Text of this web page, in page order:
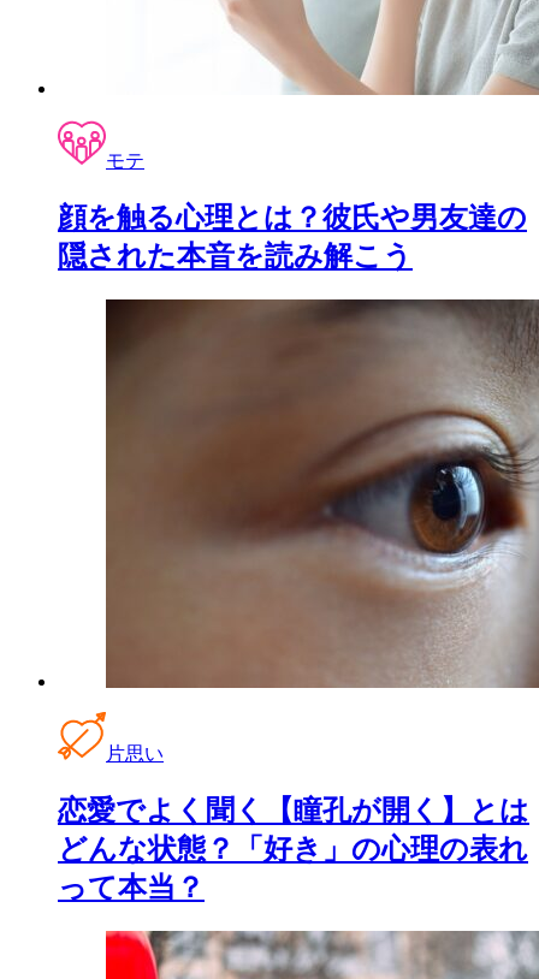
モテ
顔を触る心理とは？彼氏や男友達の
隠された本音を読み解こう
片思い
恋愛でよく聞く【瞳孔が開く】とは
どんな状態？「好き」の心理の表れ
って本当？